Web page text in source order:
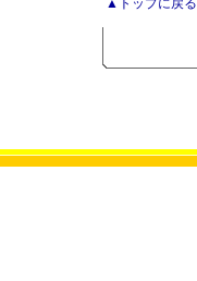
▲トップに戻る